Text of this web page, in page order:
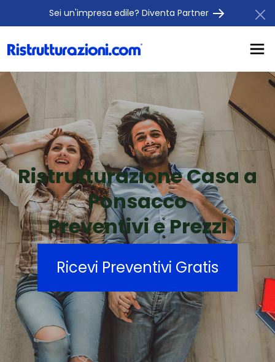
Sei un'impresa edile? Diventa Partner
Ristrutturazione Casa a
Ponsacco
Preventivi e Prezzi
Ricevi Preventivi Gratis